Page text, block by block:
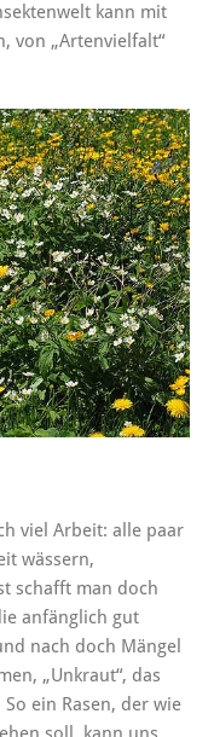
kann mit
von „Artenvielfalt“
viel Arbeit: alle paar
wässern,
schafft man doch
anfänglich gut
nach doch Mängel
„Unkraut“, das
ein Rasen, der wie